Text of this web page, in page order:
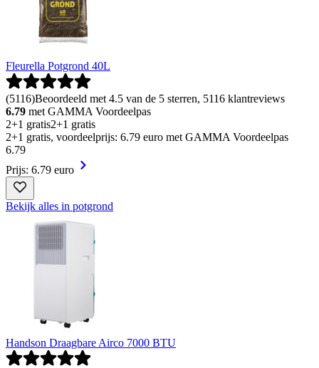
Fleurella Potgrond 40L
(5116)Beoordeeld met 4.5 van de 5 sterren, 5116 klantreviews
6.79 met GAMMA Voordeelpas
2+1 gratis2+1 gratis
2+1 gratis, voordeelprijs: 6.79 euro met GAMMA Voordeelpas
6.79
Prijs: 6.79 euro
Bekijk alles in potgrond
Handson Draagbare Airco 7000 BTU